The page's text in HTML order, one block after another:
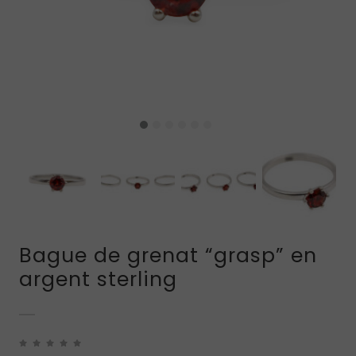
Bague de grenat “grasp” en
argent sterling